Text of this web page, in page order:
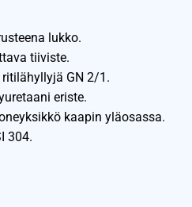
lukko.
tiiviste.
GN 2/1.
eriste.
kaapin yläosassa.
304.